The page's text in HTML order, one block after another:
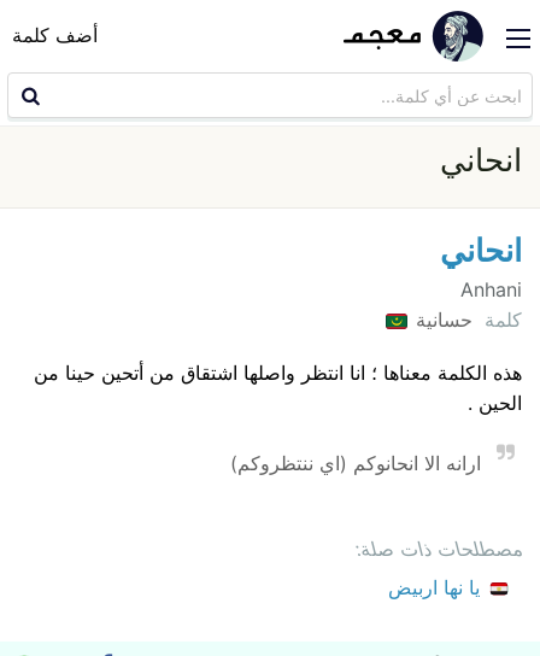
أضف كلمة
انحاني
انحاني
Anhani
كلمة حسانية
هذه الكلمة معناها ؛ انا انتظر واصلها اشتقاق من أتحين حينا من
الحين .
ارانه الا انحانوكم (اي ننتظروكم)
مصطلحات ذات صلة:
يا نها اربيض